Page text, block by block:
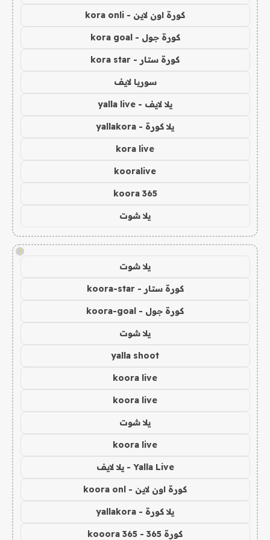
كورة اون لاين - kora onli
كورة جول - kora goal
كورة ستار - kora star
سوريا لايف
يلا لايف - yalla live
يلا كورة - yallakora
kora live
kooralive
koora 365
يلا شوت
!
يلا شوت
كورة ستار - koora-star
كورة جول - koora-goal
يلا شوت
yalla shoot
koora live
koora live
يلا شوت
koora live
Yalla Live - يلا لايف
كورة اون لاين - koora onl
يلا كورة - yallakora
كورة 365 - kooora 365